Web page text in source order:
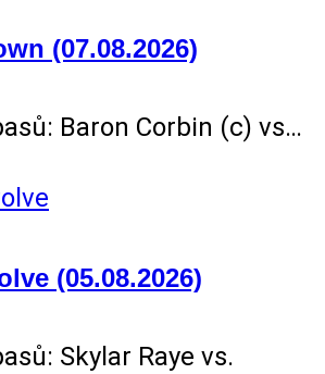
(07.08.2026)
Baron Corbin (c) vs…
(05.08.2026)
Skylar Raye vs.